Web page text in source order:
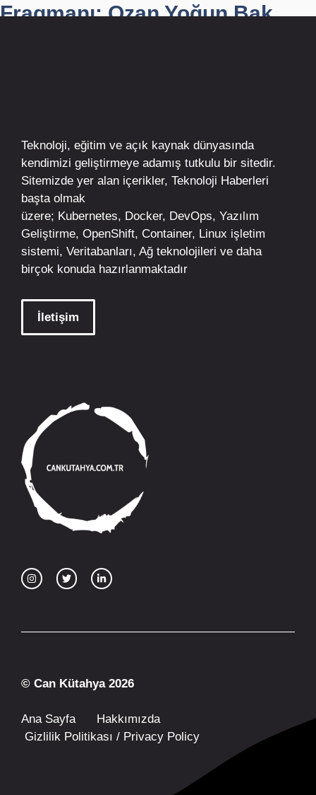
Fragmanı: Ozan Yoğun Bak...
Teknoloji, eğitim ve açık kaynak dünyasında
kendimizi geliştirmeye adamış tutkulu bir sitedir.
Sitemizde yer alan içerikler, Teknoloji Haberleri
başta olmak
üzere; Kubernetes, Docker, DevOps, Yazılım
Geliştirme, OpenShift, Container, Linux işletim
sistemi, Veritabanları, Ağ teknolojileri ve daha
birçok konuda hazırlanmaktadır
İletişim
© Can Kütahya 2026
Ana Sayfa
Hakkımızda
Gizlilik Politikası / Privacy Policy